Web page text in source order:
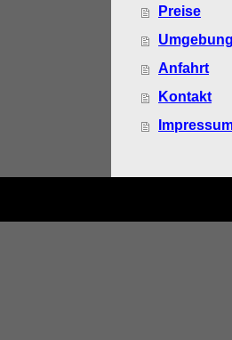
Preise
Anfahrt
Kontakt